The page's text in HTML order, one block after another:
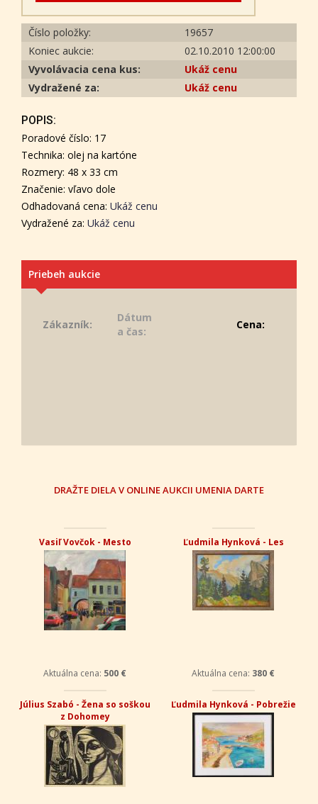
Číslo položky:
19657
Koniec aukcie:
02.10.2010 12:00:00
Vyvolávacia cena kus:
Ukáž cenu
Vydražené za:
Ukáž cenu
POPIS:
Poradové číslo: 17
Technika: olej na kartóne
Rozmery: 48 x 33 cm
Značenie: vľavo dole
Odhadovaná cena: Ukáž cenu
Vydražené za: Ukáž cenu
Priebeh aukcie
Zákazník:
Dátum
a čas:
Cena:
DRAŽTE DIELA V ONLINE AUKCII UMENIA DARTE
Vasiľ Vovčok - Mesto
Aktuálna cena: 500 €
Ľudmila Hynková - Les
Aktuálna cena: 380 €
Július Szabó - Žena so soškou
z Dohomey
Ľudmila Hynková - Pobrežie